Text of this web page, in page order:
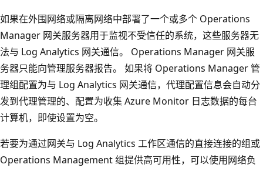
如果在外围网络或隔离网络中部署了一个或多个 Operations
Manager 网关服务器用于监视不受信任的系统，这些服务器无
法与 Log Analytics 网关通信。 Operations Manager 网关服
务器只能向管理服务器报告。 如果将 Operations Manager 管
理组配置为与 Log Analytics 网关通信，代理配置信息会自动分
发到代理管理的、配置为收集 Azure Monitor 日志数据的每台
计算机，即使设置为空。
若要为通过网关与 Log Analytics 工作区通信的直接连接的组或
Operations Management 组提供高可用性，可以使用网络负